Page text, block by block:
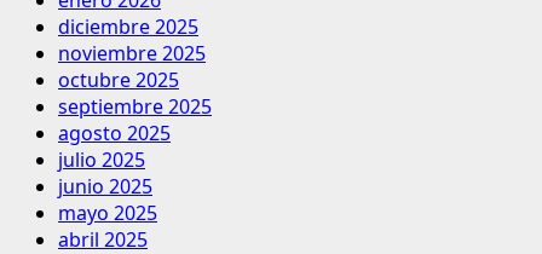
diciembre 2025
noviembre 2025
octubre 2025
septiembre 2025
agosto 2025
julio 2025
junio 2025
mayo 2025
abril 2025